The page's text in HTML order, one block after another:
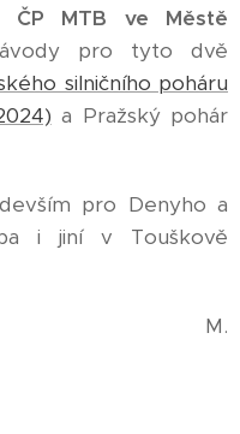
ČP MTB ve Městě
pro tyto dvě
silničního poháru
a Pražský pohár
pro Denyho a
i jiní v Touškově
M.